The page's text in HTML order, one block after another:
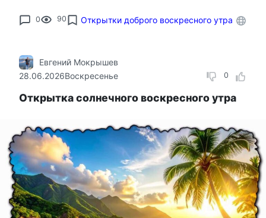
0 90 Открытки доброго воскресного утра
0
Евгений Мокрышев
28.06.2026Воскресенье
Открытка солнечного воскресного утра